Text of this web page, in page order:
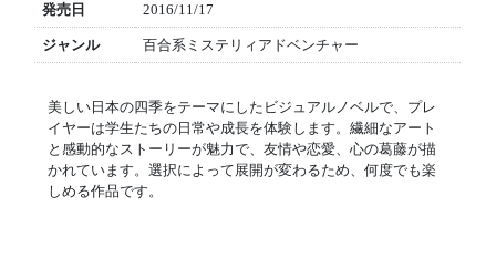
発売日 2016/11/17
ジャンル 百合系ミステリィアドベンチャー
美しい日本の四季をテーマにしたビジュアルノベルで、プレ
イヤーは学生たちの日常や成長を体験します。繊細なアート
と感動的なストーリーが魅力で、友情や恋愛、心の葛藤が描
かれています。選択によって展開が変わるため、何度でも楽
しめる作品です。